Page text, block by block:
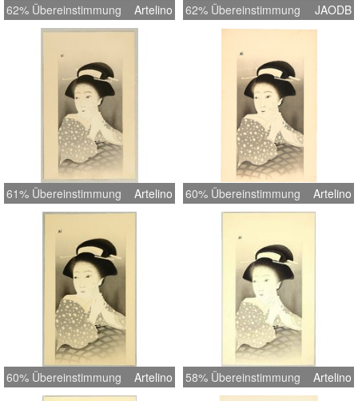
62% Übereinstimmung Artelino 62% Übereinstimmung JAODB
61% Übereinstimmung Artelino 60% Übereinstimmung Artelino
60% Übereinstimmung Artelino 58% Übereinstimmung Artelino